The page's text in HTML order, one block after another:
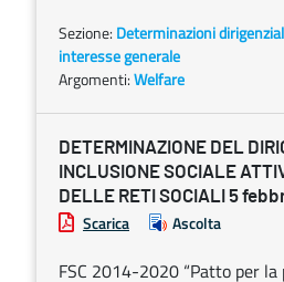
Sezione: Determinazioni
interesse generale
Argomenti:Welfare
DETERMINAZIONE DEL
INCLUSIONE SOCIALE
DELLE RETI SOCIALI 5
Scarica Ascolta
FSC 2014-2020 “Patto per la